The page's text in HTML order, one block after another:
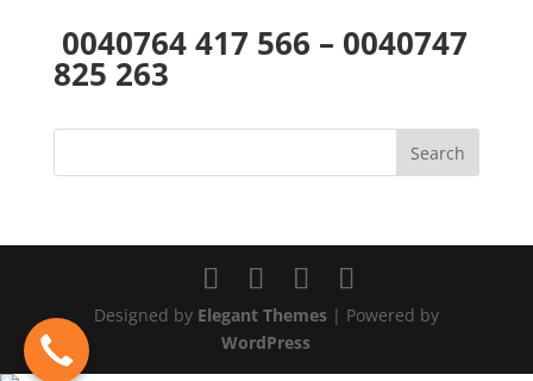
0040764 417 566 – 0040747
825 263
Designed by Elegant Themes| Powered by
WordPress